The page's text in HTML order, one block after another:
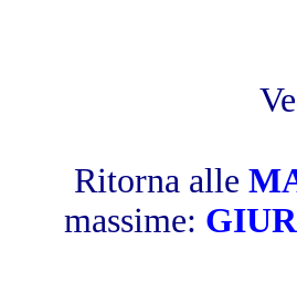
Ritorna alle
massime: